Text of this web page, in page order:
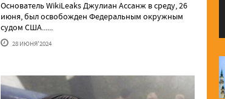
Основатель WikiLeaks Джулиан Ассанж в среду, 26
июня, был освобожден Федеральным окружным
судом США......
28 ИЮНЯ'2024